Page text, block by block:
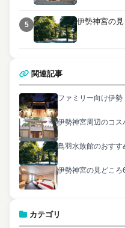
5 伊勢神宮の
関連記事
ファミリー向け伊
伊勢神宮周辺のコス
鳥羽水族館のおすす
伊勢神宮の見どころ
カテゴリ